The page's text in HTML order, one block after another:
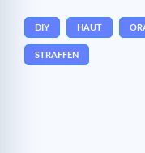
DIY HAUT
STRAFFEN